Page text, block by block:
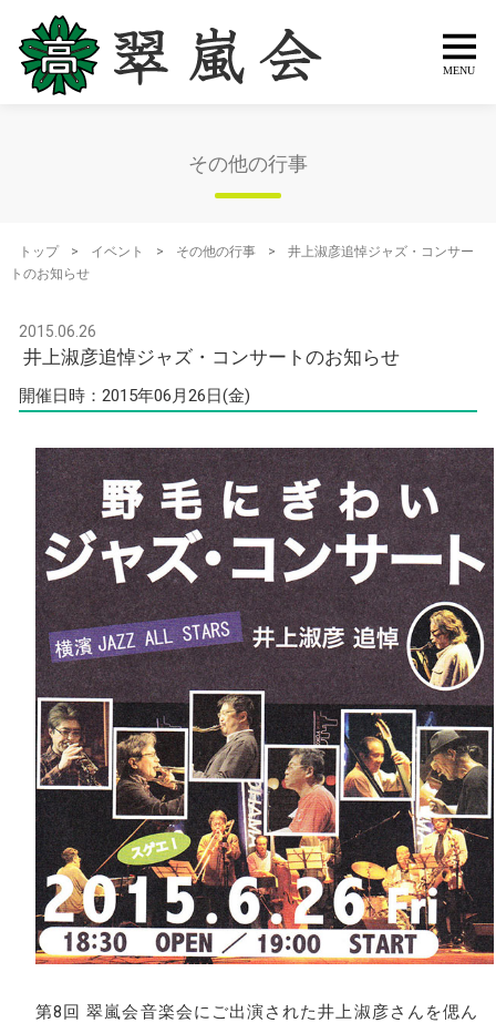
その他の行事
トップ > イベント > その他の行事 >
井上淑彦追悼ジャズ・コンサー
トのお知らせ
2015.06.26
井上淑彦追悼ジャズ・コンサートのお知らせ
開催日時：2015年06月26日(金)
第8回 翠嵐会音楽会にご出演された井上淑彦さんを偲ん